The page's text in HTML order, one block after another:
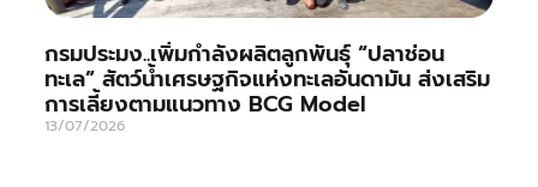
กรมประมง..เพิ่มกำลังผลิตลูกพันธุ์ “ปลาช่อน
ทะเล” สัตว์น้ำเศรษฐกิจแห่งทะเลอันดามัน ส่งเสริม
การเลี้ยงตามแนวทาง BCG Model
13/07/2026